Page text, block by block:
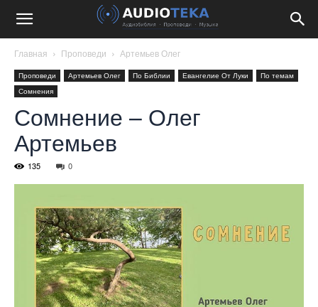
Главная Проповеди Артемьев Олег
Проповеди Артемьев Олег По Библии Евангелие От Луки
По темам
Сомнения
Сомнение – Олег
Артемьев
135 0